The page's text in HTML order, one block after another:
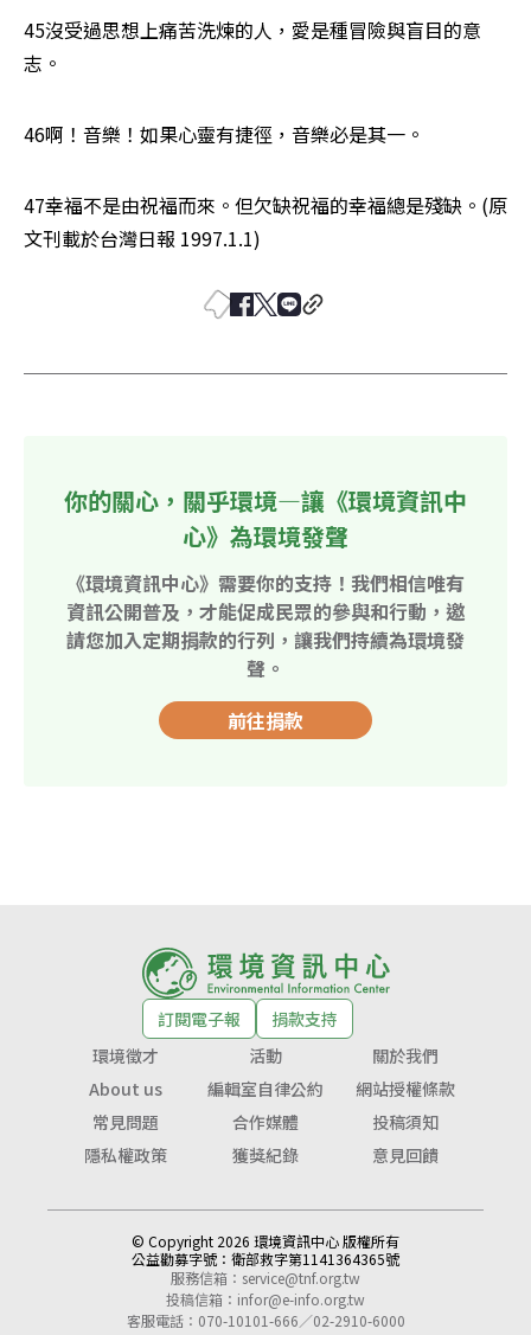
45沒受過思想上痛苦洗煉的人，愛是種冒險與盲目的意
志。
46啊！音樂！如果心靈有捷徑，音樂必是其一。
47幸福不是由祝福而來。但欠缺祝福的幸福總是殘缺。(原
文刊載於台灣日報 1997.1.1)
你的關心，關乎環境—讓《環境資訊中
心》為環境發聲
《環境資訊中心》需要你的支持！我們相信唯有
資訊公開普及，才能促成民眾的參與和行動，邀
請您加入定期捐款的行列，讓我們持續為環境發
聲。
前往捐款
訂閱電子報
捐款支持
環境徵才
活動
關於我們
About us
編輯室自律公約
網站授權條款
常見問題
合作媒體
投稿須知
隱私權政策
獲獎紀錄 意見回饋
© Copyright 2026 環境資訊中心 版權所有
公益勸募字號： 衛部救字第1141364365號
服務信箱： service@tnf.org.tw
投稿信箱： infor@e-info.org.tw
客服電話：070-10101-666／02-2910-6000